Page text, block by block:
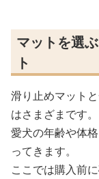
マットを選
ト
滑り止めマット
はさまざまです。
愛犬の年齢や体
ってきます。
ここでは購入前